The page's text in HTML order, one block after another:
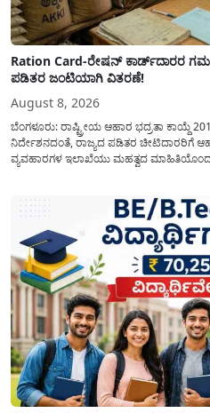
Ration Card-ರೇಷನ್ ಕಾರ್ಡ್‍ದಾರರ
ಪಡಿತರ ಜಂಟಿಯಾಗಿ ವಿತರಣೆ!
August 8, 2026
ಬೆಂಗಳೂರು: ರಾಷ್ಟ್ರೀಯ ಆಹಾರ ಭದ್ರತಾ ಕಾಯ್ದೆ
ನಿರ್ದೇಶನದಂತೆ, ರಾಜ್ಯದ ಪಡಿತರ ಚೀಟಿದಾರರಿಗೆ
ವ್ಯವಹಾರಗಳ ಇಲಾಖೆಯು ಮಹತ್ವದ